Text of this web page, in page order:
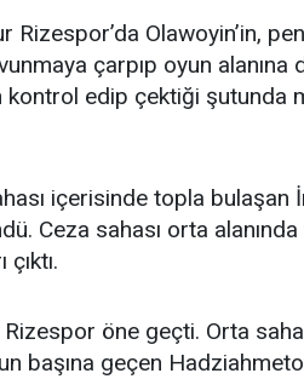
Rizespor’da Olawoyin’in,
çarpıp oyun alanına
kontrol edip çektiği şutunda
içerisinde topla bulaşan
Ceza sahası orta
Rizespor öne geçti. Orta
başına geçen